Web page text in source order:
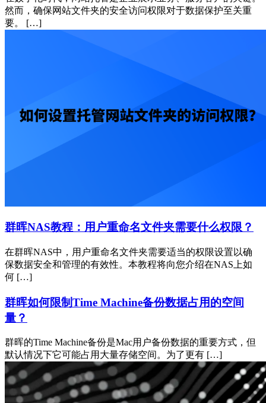
然而，确保网站文件夹的安全访问权限对于数据保护至关重
要。 […]
群晖NAS教程：用户重命名文件夹需要什么权限？
在群晖NAS中，用户重命名文件夹需要适当的权限设置以确
保数据安全和管理的有效性。本教程将向您介绍在NAS上如
何 […]
群晖如何限制Time Machine备份数据占用的空间
量？
群晖的Time Machine备份是Mac用户备份数据的重要方式，但
默认情况下它可能占用大量存储空间。为了更有 […]